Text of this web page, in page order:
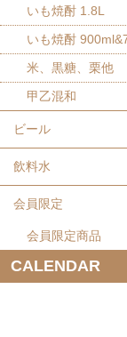
いも焼酎 1.8L
いも焼酎
米、黒糖、栗他
甲乙混和
ビール
飲料水
会員限定
会員限定商品
CALENDAR